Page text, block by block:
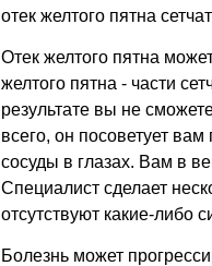
отек желтого пятна
Отек желтого пятна
желтого пятна - части
результате вы не
всего, он посоветует
сосуды в глазах. Вам в
Специалист сделает
отсутствуют какие-либо
Болезнь может